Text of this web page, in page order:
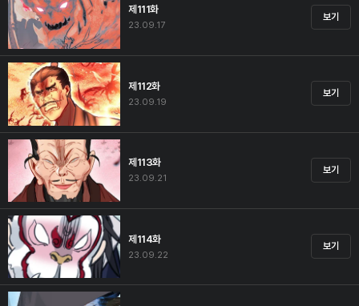
제111화
23.09.17
보기
제112화
23.09.19
보기
제113화
23.09.21
보기
제114화
23.09.22
보기